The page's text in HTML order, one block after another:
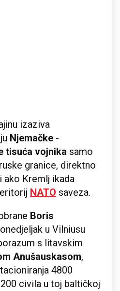
izaziva
Njemačke -
tisuća vojnika samo
granice, direktno
ako Kremlj ikada
NATO saveza.
Boris
u Vilniusu
s litavskim
Anušauskasom,
4800
civila u toj baltičkoj